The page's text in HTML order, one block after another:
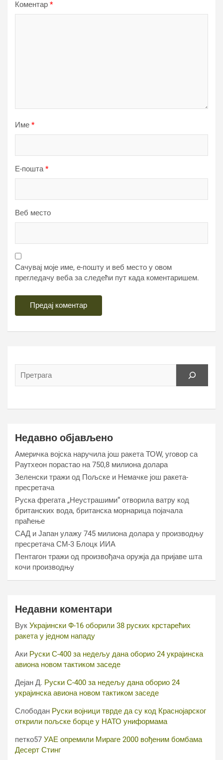
Коментар *
Име *
Е-пошта*
Веб место
Сачувај моје име, е-пошту и веб место у овом
прегледачу веба за следећи пут када коментаришем.
Недавно објављено
Америчка војска наручила још ракета ТОW, уговор са
Раyтхеон порастао на 750,8 милиона долара
Зеленски тражи од Пољске и Немачке још ракета-
пресретача
Руска фрегата „Неустрашими“ отворила ватру код
британских вода, британска морнарица појачала
праћење
САД и Јапан улажу 745 милиона долара у производњу
пресретача СМ-3 Блоцк ИИА
Пентагон тражи од произвођача оружја да пријаве шта
кочи производњу
Недавни коментари
Вук Украјински Ф-16 оборили 38 руских крстарећих
ракета у једном нападу
Аки Руски С-400 за недељу дана оборио 24 украјинска
авиона новом тактиком заседе
Дејан Д. Руски С-400 за недељу дана оборио 24
украјинска авиона новом тактиком заседе
Слободан Руски војници тврде да су код Краснојарског
открили пољске борце у НАТО униформама
петко57 УАЕ опремили Мираге 2000 вођеним бомбама
Десерт Стинг